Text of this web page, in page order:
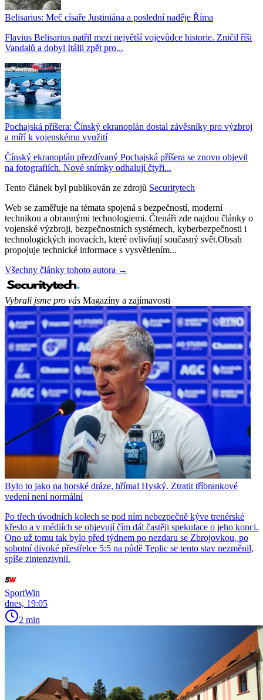
Belisarius: Meč císaře Justiniána a poslední naděje Říma
Flavius Belisarius patřil mezi největší vojevůdce historie. Zničil říši
Vandalů a dobyl Itálii zpět pro...
Pochajská příšera: Čínský ekranoplán dostal závěsníky pro výzbroj
a míří k vojenskému využití
Čínský ekranoplán přezdívaný Pochajská příšera se znovu objevil
na fotografiích. Nové snímky odhalují čtyři...
Tento článek byl publikován ze zdrojů Securitytech
Web se zaměřuje na témata spojená s bezpečností, moderní
technikou a obrannými technologiemi. Čtenáři zde najdou články o
vojenské výzbroji, bezpečnostních systémech, kyberbezpečnosti i
technologických inovacích, které ovlivňují současný svět.Obsah
propojuje technické informace s vysvětlením...
Všechny články tohoto autora →
Vybrali jsme pro vás Magazíny a zajímavosti
Bylo to jako na horské dráze, hřímal Hyský. Ztratit tříbrankové
vedení není normální
Po třech úvodních kolech se pod ním nebezpečně kýve trenérské
křeslo a v médiích se objevují čím dál častěji spekulace o jeho konci.
Ono už tomu tak bylo před týdnem po nezdaru se Zbrojovkou, po
sobotní divoké přestřelce 5:5 na půdě Teplic se tento stav nezměnil,
spíše zintenzivnil.
SportWin
dnes, 19:05
2 min